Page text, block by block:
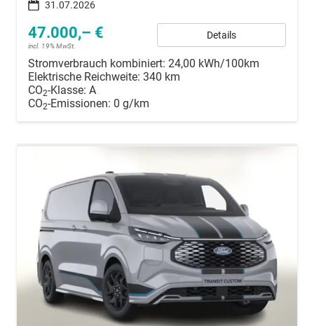
31.07.2026
47.000,– €
incl. 19% MwSt.
Details
Stromverbrauch kombiniert: 24,00 kWh/100km
Elektrische Reichweite: 340 km
CO2-Klasse: A
CO2-Emissionen: 0 g/km